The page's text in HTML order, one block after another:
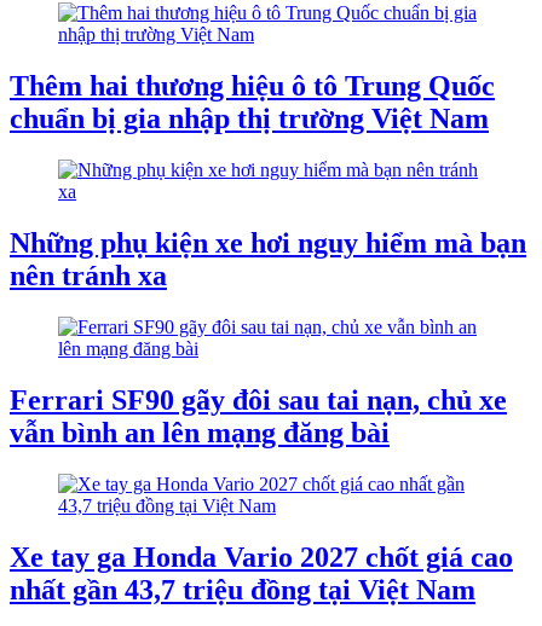
Thêm hai thương hiệu ô tô Trung Quốc
chuẩn bị gia nhập thị trường Việt Nam
Những phụ kiện xe hơi nguy hiểm mà bạn
nên tránh xa
Ferrari SF90 gãy đôi sau tai nạn, chủ xe
vẫn bình an lên mạng đăng bài
Xe tay ga Honda Vario 2027 chốt giá cao
nhất gần 43,7 triệu đồng tại Việt Nam